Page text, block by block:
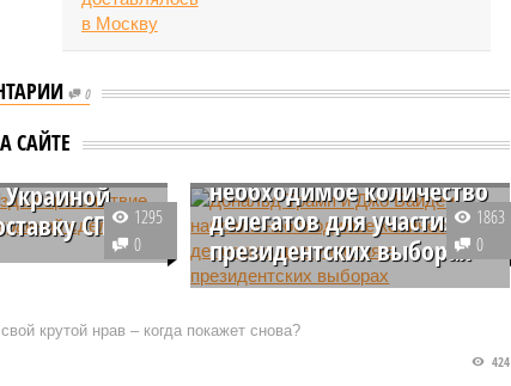
0
САЙТЕ
СПГ
лидера
помехой
1295
0
Байден набрали
необходимое количество
делегатов для участия в
президентских выборах
Бывший глава Белого дома
американский лидер Джо Байден
1863
0
крутой нрав – когда покажет снова?
424